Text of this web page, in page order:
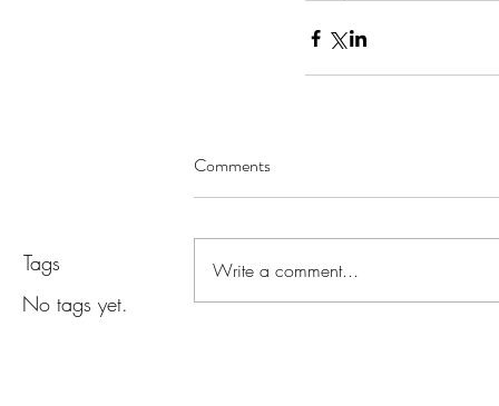
Tags
No tags yet.
Comments
Write a comment...